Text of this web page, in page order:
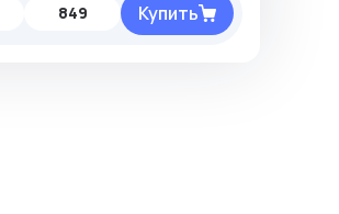
849 Купить